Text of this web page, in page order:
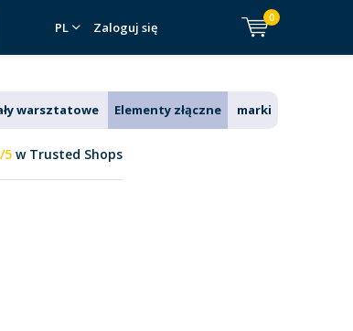
PL Zaloguj się
0
warsztatowe Elementy złączne marki
5 w Trusted Shops